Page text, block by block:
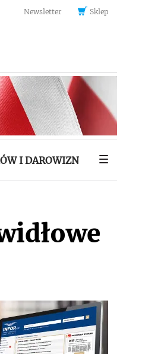
Newsletter Sklep
I DAROWIZN